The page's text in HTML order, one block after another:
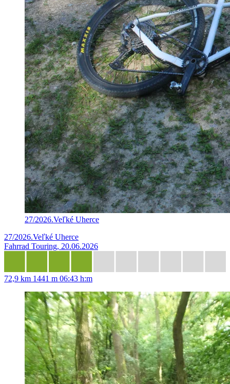
27/2026.Veľké Uherce
27/2026.Veľké Uherce
Fahrrad Touring, 20.06.2026
72,9 km 1441 m 06:43 h:m